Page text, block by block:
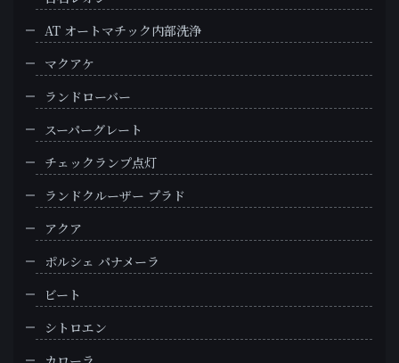
AT オートマチック内部洗浄
マクアケ
ランドローバー
スーパーグレート
チェックランプ点灯
ランドクルーザー プラド
アクア
ポルシェ パナメーラ
ビート
シトロエン